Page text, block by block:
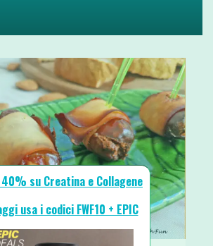
su Creatina e Collagene
usa i codici FWF10 + EPIC